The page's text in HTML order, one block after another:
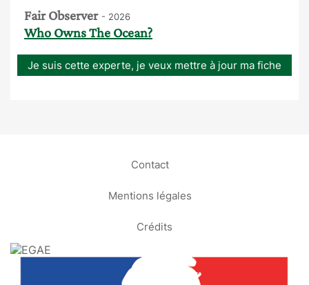
Fair Observer - 2026
Who Owns The Ocean?
Je suis cette experte, je veux mettre à jour ma fiche
Contact
Mentions légales
Crédits